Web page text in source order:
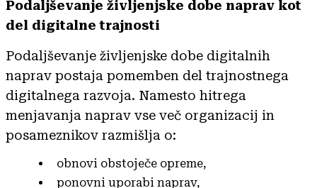
Podaljševanje življenjske dobe naprav kot
del digitalne trajnosti
Podaljševanje življenjske dobe digitalnih
naprav postaja pomemben del trajnostnega
digitalnega razvoja. Namesto hitrega
menjavanja naprav vse več organizacij in
posameznikov razmišlja o:
obnovi obstoječe opreme,
ponovni uporabi naprav,